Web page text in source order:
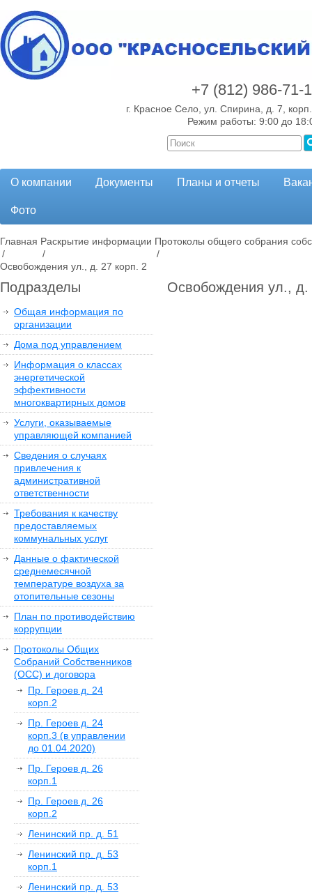
+7 (812) 986-71-
г. Красное Село, ул. Спирина, д. 7,
Режим работы: 9:00 до
О компании Документы Планы и отчеты
Фото
Главная
/
Раскрытие информации
/
Протоколы общего собрания
/
Освобождения ул., д. 27 корп. 2
Подразделы
Общая информация по
организации
Дома под управлением
Информация о классах
энергетической
эффективности
многоквартирных домов
Услуги, оказываемые
управляющей компанией
Сведения о случаях
привлечения к
административной
ответственности
Требования к качеству
предоставляемых
коммунальных услуг
Данные о фактической
среднемесячной
температуре воздуха за
отопительные сезоны
План по противодействию
коррупции
Протоколы Общих
Собраний Собственников
(ОСС) и договора
Пр. Героев д. 24
корп.2
Пр. Героев д. 24
корп.3 (в управлении
до 01.04.2020)
Пр. Героев д. 26
корп.1
Пр. Героев д. 26
корп.2
Ленинский пр. д. 51
Ленинский пр. д. 53
корп.1
Ленинский пр. д. 53
Освобождения ул., д.